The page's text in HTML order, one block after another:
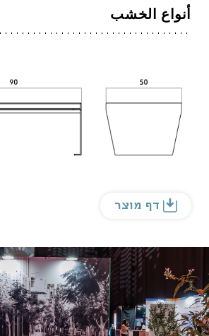
أنواع الخشب
דף מוצר